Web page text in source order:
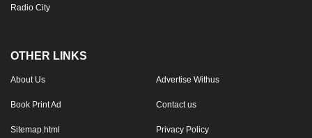
Radio City
OTHER LINKS
About Us Advertise Withus
Book Print Ad Contact us
Sitemap.html Privacy Policy